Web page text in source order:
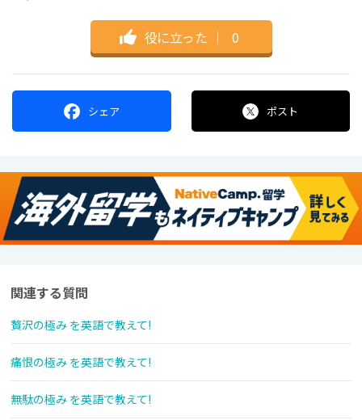
役に立った ｜ 0
シェア ポスト
関連する質問
贅沢の極み を英語で教えて!
痛恨の極み を英語で教えて!
無駄の極み を英語で教えて!